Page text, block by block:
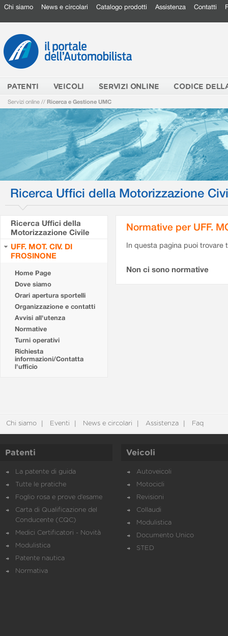
Chi siamo News e circolari Catalogo prodotti Assistenza Contatti
PATENTI VEICOLI SERVIZI ONLINE CODICE
Servizi online // Ricerca e Gestione UMC
Ricerca Uffici della Motorizzazione
Ricerca Uffici della
Motorizzazione Civile
UFF. MOT. CIV. DI
FROSINONE
Home Page
Dove siamo
Orari apertura sportelli
Organizzazione e contatti
Avvisi all'utenza
Normative
Turni operativi
Richiesta
informazioni/Contatta
l'ufficio
Normative per UFF.
In questa pagina puoi
Non ci sono normative
Chi siamo Eventi News e circolari Assistenza Faq
Patenti
La patente di guida
Tutte le pratiche
Foglio rosa e prove d’esame
Carta di Qualificazione del
Conducente (CQC)
Medici Certificatori - Novità
Modulistica
Patente nautica
Normativa
Veicoli
Autoveicoli
Motocicli
Revisioni
Collaudi
Modulistica
Documento Unico
STED